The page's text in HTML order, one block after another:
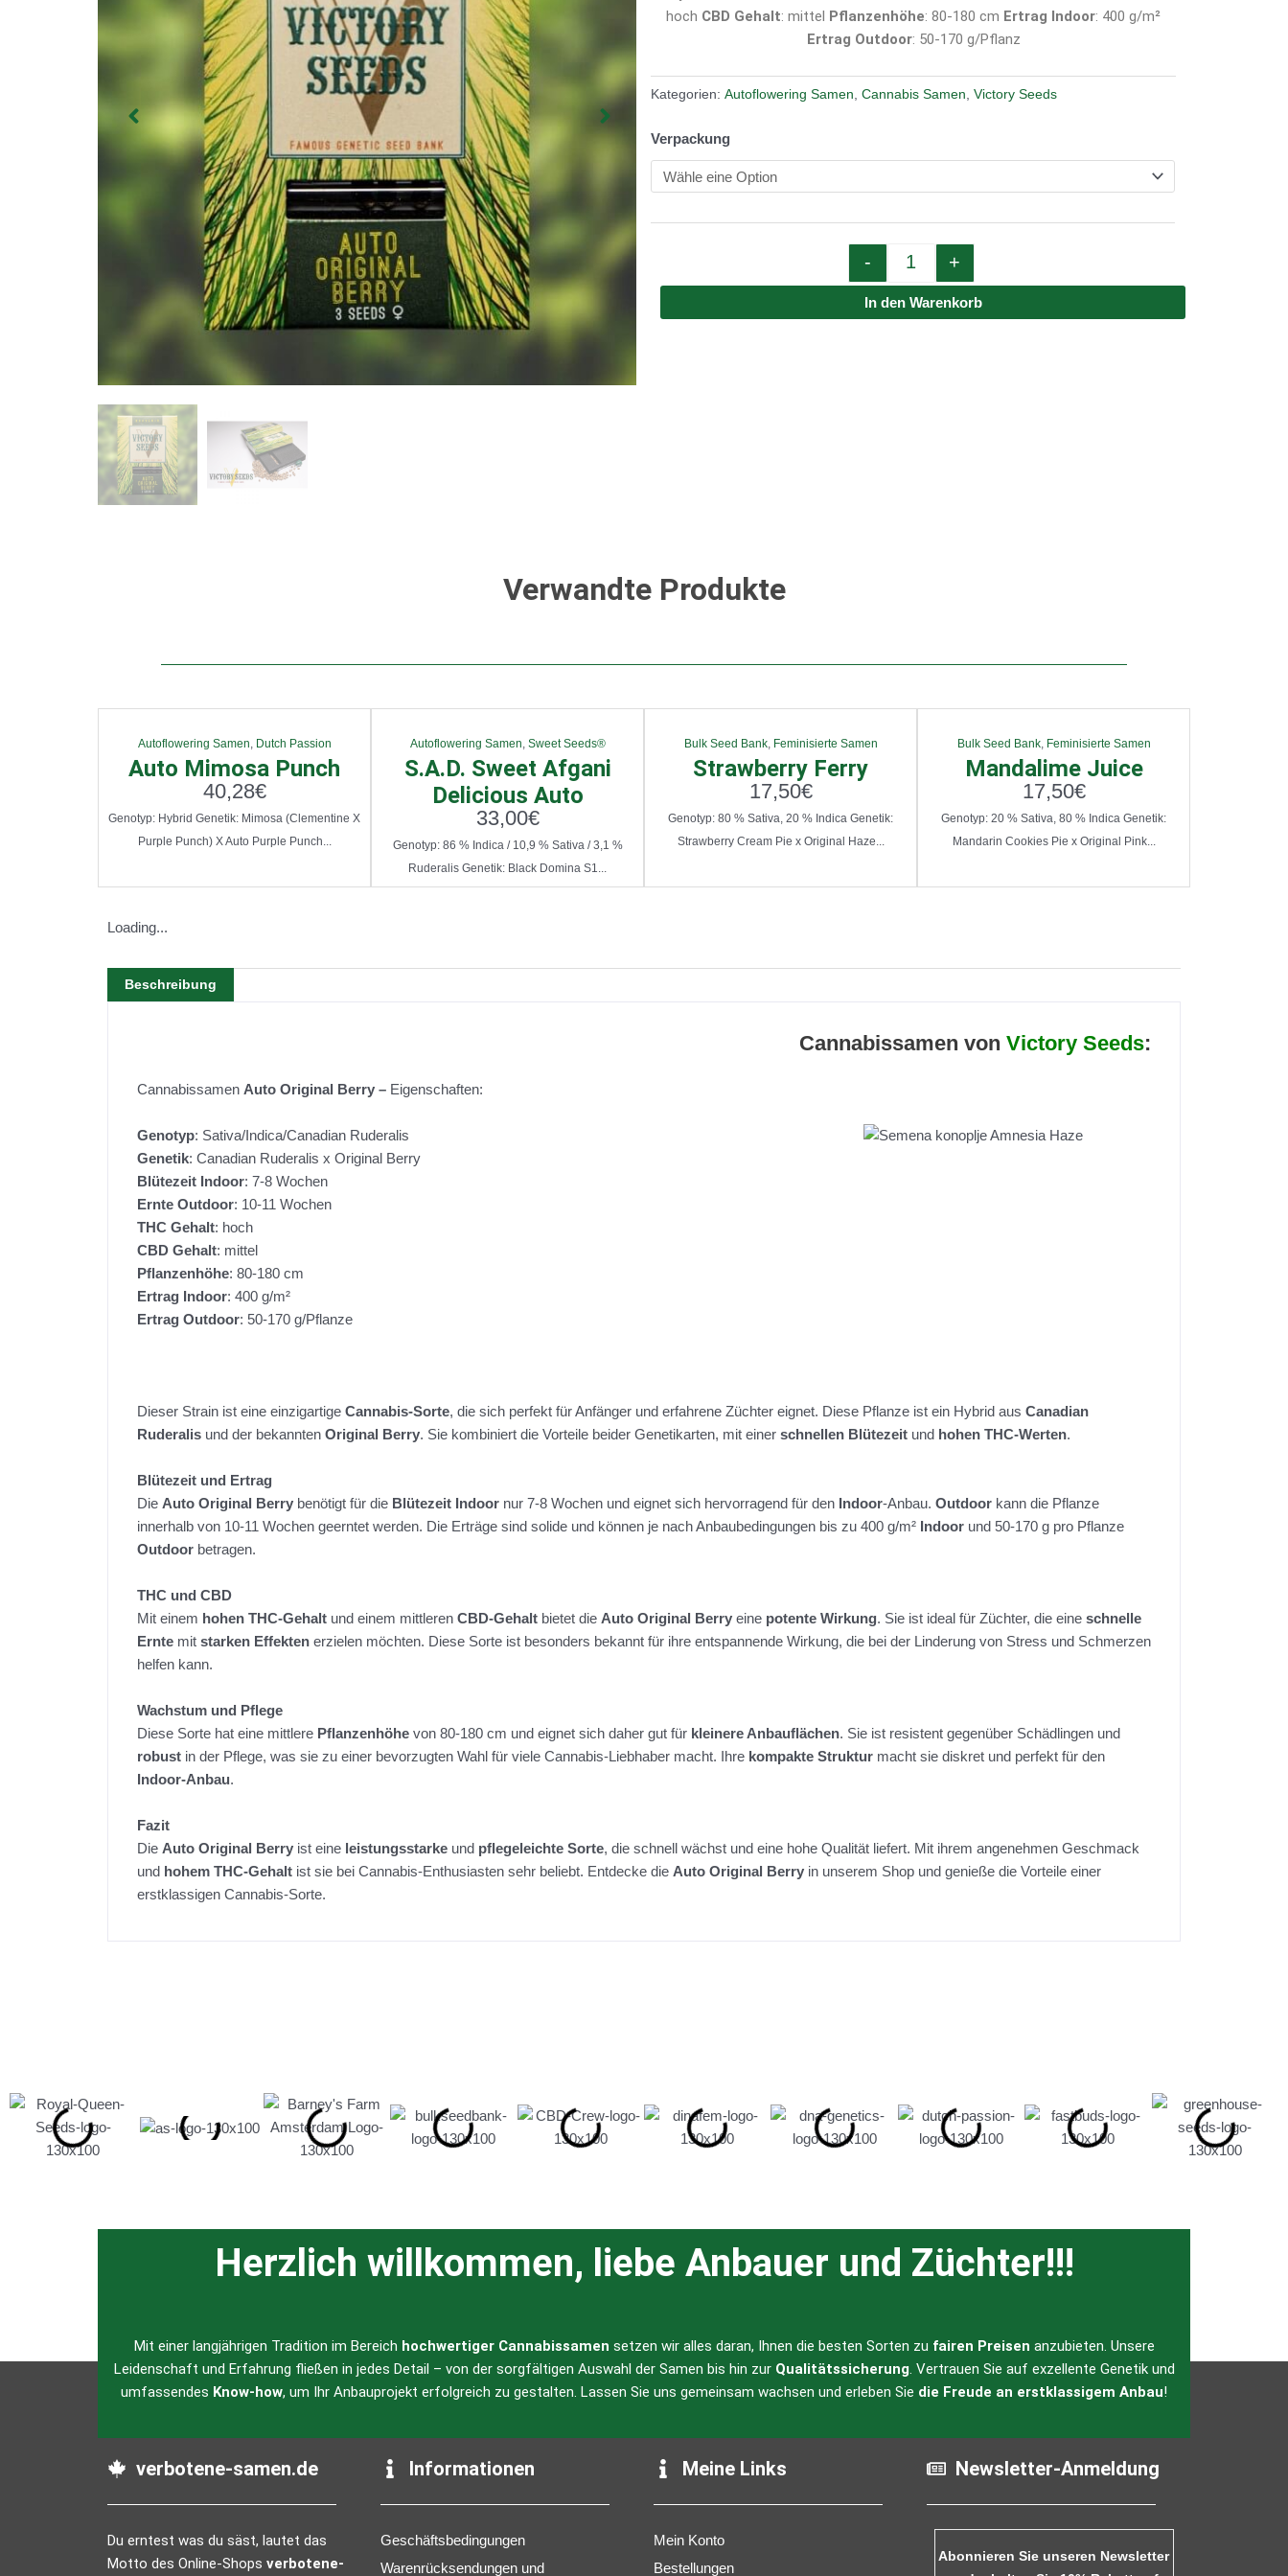
hoch CBD Gehalt: mittel Pflanzenhöhe: 80-180 cm Ertrag Indoor: 400 g/m²
Ertrag Outdoor: 50-170 g/Pflanz
Kategorien:Autoflowering Samen,Cannabis Samen,Victory Seeds
Verpackung
- +
In den Warenkorb
Verwandte Produkte
Autoflowering Samen, Dutch Passion
Auto Mimosa Punch
40,28€
Genotyp: Hybrid Genetik: Mimosa (Clementine X
Purple Punch) X Auto Purple Punch...
Autoflowering Samen, Sweet Seeds®
S.A.D. Sweet Afgani
Delicious Auto
33,00€
Genotyp: 86 % Indica / 10,9 % Sativa / 3,1 %
Ruderalis Genetik: Black Domina S1...
Bulk Seed Bank, Feminisierte Samen
Strawberry Ferry
17,50€
Genotyp: 80 % Sativa, 20 % Indica Genetik:
Strawberry Cream Pie x Original Haze...
Bulk Seed Bank, Feminisierte Samen
Mandalime Juice
17,50€
Genotyp: 20 % Sativa, 80 % Indica Genetik:
Mandarin Cookies Pie x Original Pink...
Loading...
Beschreibung
Cannabissamen von Victory Seeds:
Cannabissamen Auto Original Berry – Eigenschaften:
Genotyp: Sativa/Indica/Canadian Ruderalis
Genetik: Canadian Ruderalis x Original Berry
Blütezeit Indoor: 7-8 Wochen
Ernte Outdoor: 10-11 Wochen
THC Gehalt: hoch
CBD Gehalt: mittel
Pflanzenhöhe: 80-180 cm
Ertrag Indoor: 400 g/m²
Ertrag Outdoor: 50-170 g/Pflanze
Dieser Strain ist eine einzigartige Cannabis-Sorte, die sich perfekt für Anfänger und erfahrene Züchter eignet. Diese Pflanze ist ein Hybrid aus Canadian
Ruderalis und der bekannten Original Berry. Sie kombiniert die Vorteile beider Genetikarten, mit einer schnellen Blütezeit und hohen THC-Werten.
Blütezeit und Ertrag
Die Auto Original Berry benötigt für die Blütezeit Indoor nur 7-8 Wochen und eignet sich hervorragend für den Indoor-Anbau. Outdoor kann die Pflanze
innerhalb von 10-11 Wochen geerntet werden. Die Erträge sind solide und können je nach Anbaubedingungen bis zu 400 g/m² Indoor und 50-170 g pro Pflanze
Outdoor betragen.
THC und CBD
Mit einem hohen THC-Gehalt und einem mittleren CBD-Gehalt bietet die Auto Original Berry eine potente Wirkung. Sie ist ideal für Züchter, die eine schnelle
Ernte mit starken Effekten erzielen möchten. Diese Sorte ist besonders bekannt für ihre entspannende Wirkung, die bei der Linderung von Stress und Schmerzen
helfen kann.
Wachstum und Pflege
Diese Sorte hat eine mittlere Pflanzenhöhe von 80-180 cm und eignet sich daher gut für kleinere Anbauflächen. Sie ist resistent gegenüber Schädlingen und
robust in der Pflege, was sie zu einer bevorzugten Wahl für viele Cannabis-Liebhaber macht. Ihre kompakte Struktur macht sie diskret und perfekt für den
Indoor-Anbau.
Fazit
Die Auto Original Berry ist eine leistungsstarke und pflegeleichte Sorte, die schnell wächst und eine hohe Qualität liefert. Mit ihrem angenehmen Geschmack
und hohem THC-Gehalt ist sie bei Cannabis-Enthusiasten sehr beliebt. Entdecke die Auto Original Berry in unserem Shop und genieße die Vorteile einer
erstklassigen Cannabis-Sorte.
Herzlich willkommen, liebe Anbauer und Züchter!!!
Mit einer langjährigen Tradition im Bereich hochwertiger Cannabissamen setzen wir alles daran, Ihnen die besten Sorten zu fairen Preisen anzubieten. Unsere
Leidenschaft und Erfahrung fließen in jedes Detail – von der sorgfältigen Auswahl der Samen bis hin zur Qualitätssicherung. Vertrauen Sie auf exzellente Genetik und
umfassendes Know-how, um Ihr Anbauprojekt erfolgreich zu gestalten. Lassen Sie uns gemeinsam wachsen und erleben Sie die Freude an erstklassigem Anbau!
verbotene-samen.de
Du erntest was du säst, lautet das
Motto des Online-Shops verbotene-
Informationen
Geschäftsbedingungen
Warenrücksendungen und
Meine Links
Mein Konto
Bestellungen
Newsletter-Anmeldung
Abonnieren Sie unseren Newsletter